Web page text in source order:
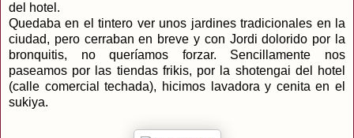
del hotel.
Quedaba en el tintero ver unos jardines tradicionales en la
ciudad, pero cerraban en breve y con Jordi dolorido por la
bronquitis, no queríamos forzar. Sencillamente nos
paseamos por las tiendas frikis, por la shotengai del hotel
(calle comercial techada), hicimos lavadora y cenita en el
sukiya.